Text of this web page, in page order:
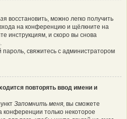
восстановить, можно легко получить
на конференцию и щёлкните на
инструкциям, и скоро вы снова
пароль, свяжитесь с администратором
повторять ввод имени и
Запомнить меня, вы сможете
конференции только некоторое